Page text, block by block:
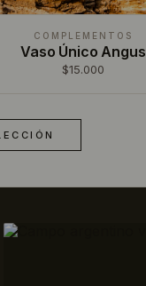
COMPLEMENTOS
Vaso Único Angus
$15.000